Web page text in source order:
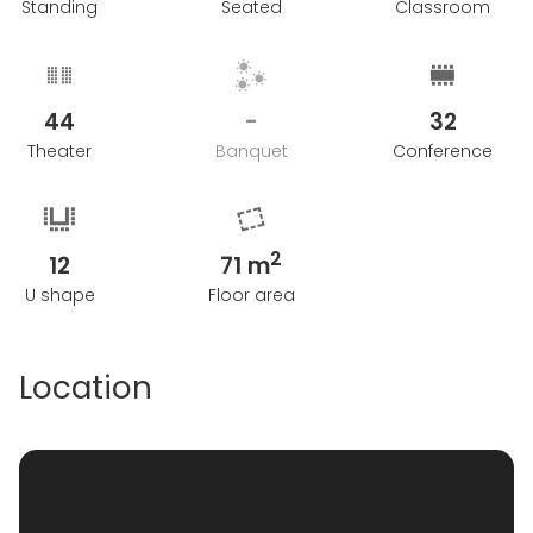
Standing Seated Classroom
44
Theater
-
Banquet
32
Conference
12
U shape
71 m2
Floor area
Location